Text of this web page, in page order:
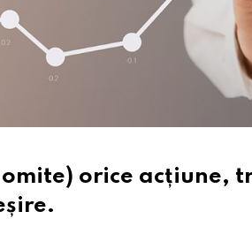
orice acțiune,